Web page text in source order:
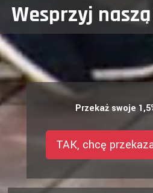
Wesprzyj
Przekaż swoje
TAK, chcę